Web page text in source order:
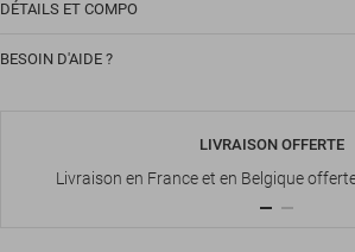
DÉTAILS ET COMPO
BESOIN D'AIDE ?
LIVRAISON OFFERTE
Livraison en France et en Belgique